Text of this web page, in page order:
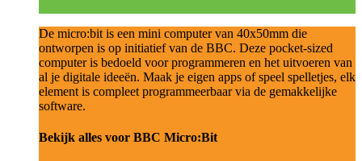
De micro:bit is een mini computer van 40x50mm die
ontworpen is op initiatief van de BBC. Deze pocket-sized
computer is bedoeld voor programmeren en het uitvoeren van
al je digitale ideeën. Maak je eigen apps of speel spelletjes, elk
element is compleet programmeerbaar via de gemakkelijke
software.
Bekijk alles voor BBC Micro:Bit